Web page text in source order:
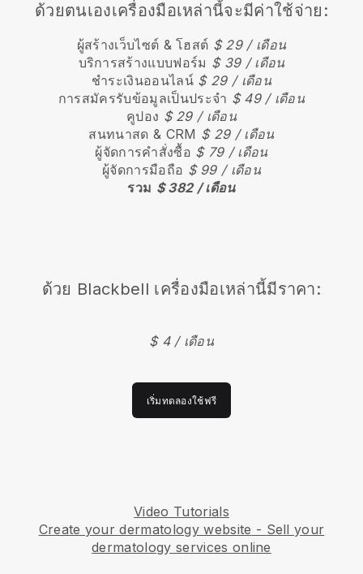
ด้วยตนเองเครื่องมือเหล่านี้จะมีค่าใช้จ่าย:
ผู้สร้างเว็บไซต์ & โฮสต์ $ 29 / เดือน
บริการสร้างแบบฟอร์ม $ 39 / เดือน
ชำระเงินออนไลน์ $ 29 / เดือน
การสมัครรับข้อมูลเป็นประจำ $ 49 / เดือน
คูปอง $ 29 / เดือน
สนทนาสด & CRM $ 29 / เดือน
ผู้จัดการคำสั่งซื้อ $ 79 / เดือน
ผู้จัดการมือถือ $ 99 / เดือน
รวม $ 382 / เดือน
ด้วย Blackbell เครื่องมือเหล่านี้มีราคา:
$ 4 / เดือน
เริ่มทดลองใช้ฟรี
Video Tutorials
Create your dermatology website - Sell your
dermatology services online